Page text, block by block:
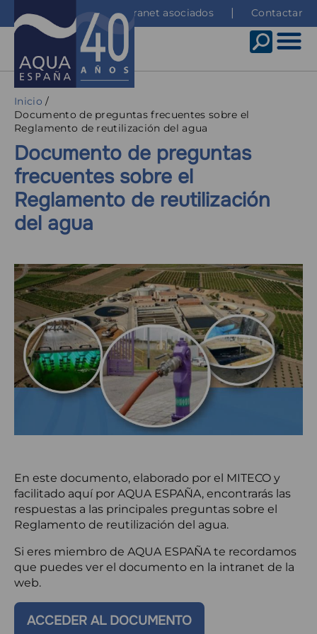
contenido
Top
menu
Intranet asociados Contactar
Sobrescribir
enlaces
de
ayuda
a
la
navegación
Inicio
Documento de preguntas frecuentes sobre el
Reglamento de reutilización del agua
Documento de preguntas
frecuentes sobre el
Reglamento de reutilización
del agua
En este documento, elaborado por el MITECO y
facilitado aquí por AQUA ESPAÑA, encontrarás las
respuestas a las principales preguntas sobre el
Reglamento de reutilización del agua.
Si eres miembro de AQUA ESPAÑA te recordamos
que puedes ver el documento en la intranet de la
web.
ACCEDER AL DOCUMENTO